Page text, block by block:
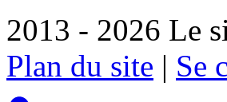
2013 - 2026 Le
Plan du site | Se